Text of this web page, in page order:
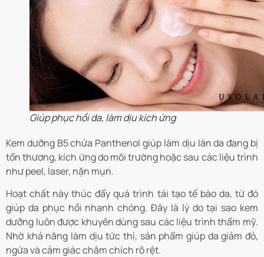
Giúp phục hồi da, làm dịu kích ứng
Kem dưỡng B5 chứa Panthenol giúp làm dịu làn da đang bị
tổn thương, kích ứng do môi trường hoặc sau các liệu trình
như peel, laser, nặn mụn.
Hoạt chất này thúc đẩy quá trình tái tạo tế bào da, từ đó
giúp da phục hồi nhanh chóng. Đây là lý do tại sao kem
dưỡng luôn được khuyên dùng sau các liệu trình thẩm mỹ.
Nhờ khả năng làm dịu tức thì, sản phẩm giúp da giảm đỏ,
ngứa và cảm giác châm chích rõ rệt.